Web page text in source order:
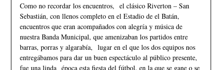
Como no recordar los encuentros, el clásico Riverton – San
Sebastián, con llenos completo en el Estadio de el Batán,
encuentros que eran acompañados con alegría y música de
nuestra Banda Municipal, que amenizaban los partidos entre
barras, porras y algarabía, lugar en el que los dos equipos nos
entregábamos para dar un buen espectáculo al público presente,
fue una linda época esta fiesta del fútbol, en la que se gane o se